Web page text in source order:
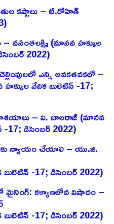
కష్టాలు – టి.రోహిత్
– వసంతలక్ష్మి (మానవ హక్కుల
2022)
ఎన్ని అవకతవకలో –
వేదిక బులెటిన్ -17;
– వి. బాలరాజ్‌ (మానవ
-17; డిసెంబర్ 2022)
న్యాయం చేయాలి – యు.జి.
-17; డిసెంబర్ 2022)
కళ్యాణలోవ విషాదం –
-17; డిసెంబర్ 2022)